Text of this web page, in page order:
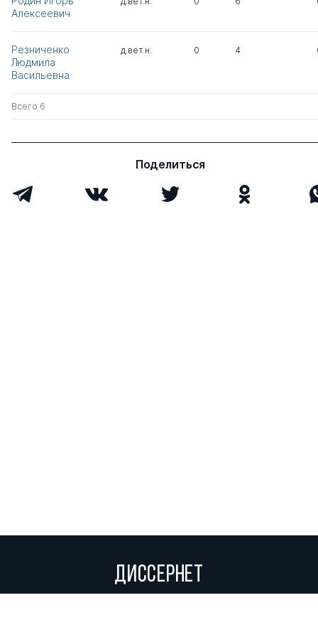
Алексеевич
Резниченко
Людмила
Васильевна
д.вет.н. 0 4
Всего 6
Поделиться
ДИССЕРНЕТ